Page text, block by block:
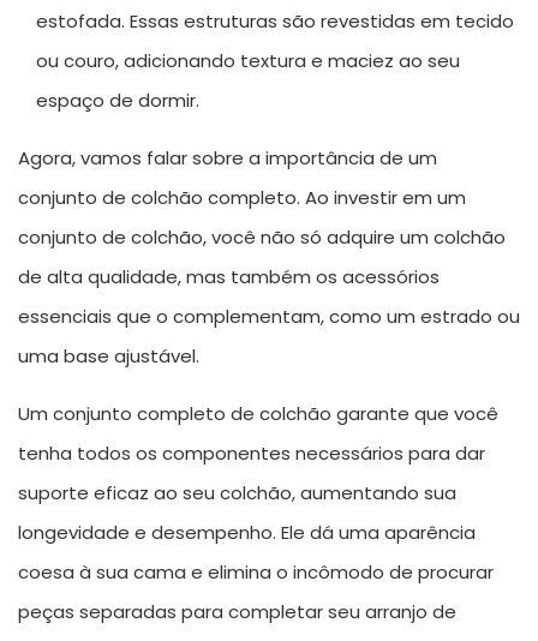
estofada. Essas estruturas são revestidas em tecido
ou couro, adicionando textura e maciez ao seu
espaço de dormir.
Agora, vamos falar sobre a importância de um
conjunto de colchão completo. Ao investir em um
conjunto de colchão, você não só adquire um colchão
de alta qualidade, mas também os acessórios
essenciais que o complementam, como um estrado ou
uma base ajustável.
Um conjunto completo de colchão garante que você
tenha todos os componentes necessários para dar
suporte eficaz ao seu colchão, aumentando sua
longevidade e desempenho. Ele dá uma aparência
coesa à sua cama e elimina o incômodo de procurar
peças separadas para completar seu arranjo de